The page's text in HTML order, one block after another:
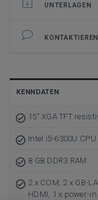
UNTERLAGEN
KENNDATEN
15" XGA TFT
Intel i5-6300U CPU
8 GB DDR3 RAM
2 x COM, 2 x GB-
HDMI, 1 x power-in